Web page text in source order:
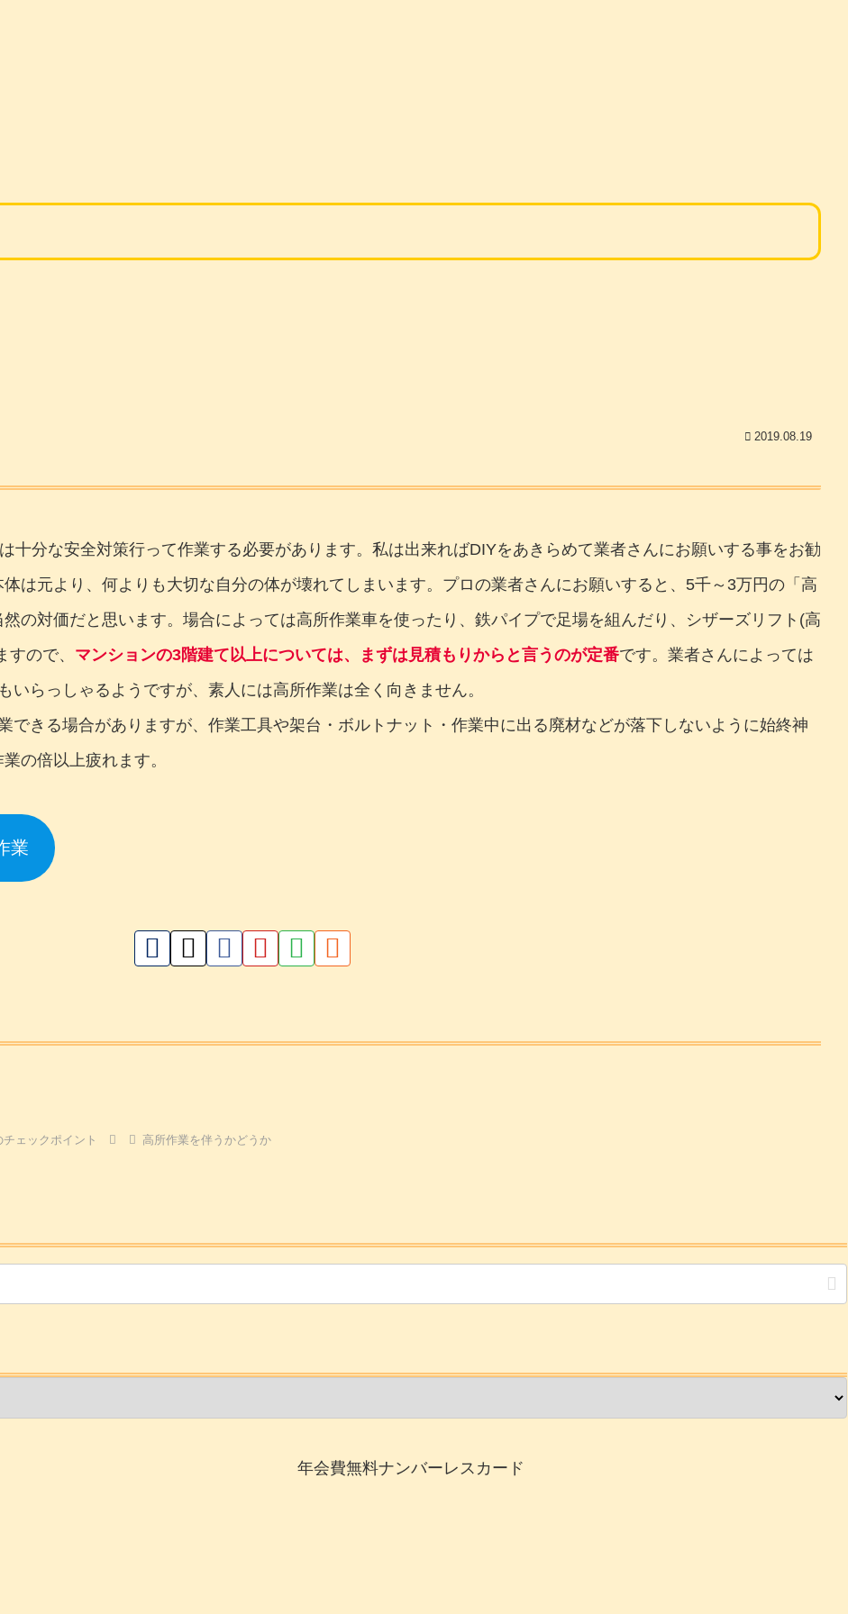
2019.08.19
十分な安全対策行って作業する必要があります。私は出来ればDIYをあきらめて業者さんにお願いする事をお勧
は元より、何よりも大切な自分の体が壊れてしまいます。プロの業者さんにお願いすると、5千～3万円の「高
の対価だと思います。場合によっては高所作業車を使ったり、鉄パイプで足場を組んだり、シザーズリフト(高
ので、 マンションの3階建て以上については、まずは見積もりからと言うのが定番です。業者さんによっては
らっしゃるようですが、素人には高所作業は全く向きません。
できる場合がありますが、作業工具や架台・ボルトナット・作業中に出る廃材などが落下しないように始終神
の倍以上疲れます。
業
ェックポイント 高所作業を伴うかどうか
年会費無料ナンバーレスカード